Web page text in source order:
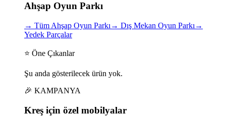
Ahşap Oyun Parkı
→ Tüm Ahşap Oyun Parkı → Dış Mekan Oyun Parkı →
Yedek Parçalar
⭐ Öne Çıkanlar
Şu anda gösterilecek ürün yok.
🎉 KAMPANYA
Kreş için özel mobilyalar